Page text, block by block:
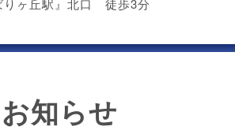
りヶ丘駅』北口 徒歩3分
お知らせ